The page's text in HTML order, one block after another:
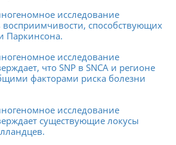
исследование
восприимчивости, способствующих
Паркинсона.
исследование
что SNP в SNCA и регионе
факторами риска болезни
исследование
существующие локусы